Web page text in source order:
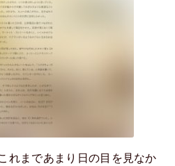
れまであまり日の目を見なか